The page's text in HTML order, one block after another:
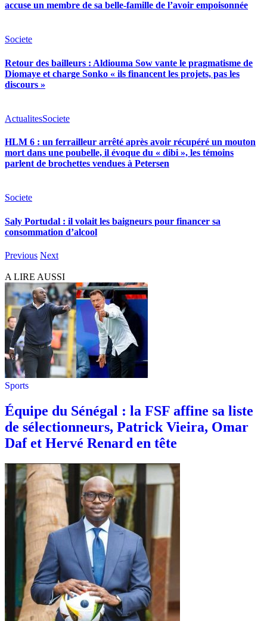
accuse un membre de sa belle-famille de l’avoir empoisonnée
Societe
Retour des bailleurs : Aldiouma Sow vante le pragmatisme de
Diomaye et charge Sonko « ils financent les projets, pas les
discours »
ActualitesSociete
HLM 6 : un ferrailleur arrêté après avoir récupéré un mouton
mort dans une poubelle, il évoque du « dibi », les témoins
parlent de brochettes vendues à Petersen
Societe
Saly Portudal : il volait les baigneurs pour financer sa
consommation d’alcool
Previous Next
A LIRE AUSSI
Sports
Équipe du Sénégal : la FSF affine sa liste
de sélectionneurs, Patrick Vieira, Omar
Daf et Hervé Renard en tête